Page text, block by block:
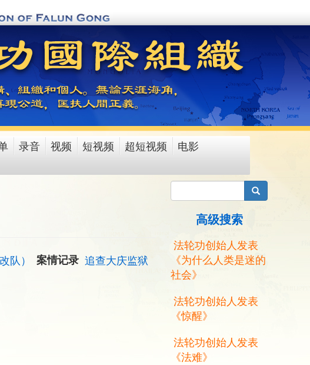
录音 视频 短视频 超短视频
电影
队） 案情记录 追查大庆监狱
搜索
高级搜索
法轮功创始人发表
《为什么人类是迷的
社会》
法轮功创始人发表
《惊醒》
法轮功创始人发表
《法难》